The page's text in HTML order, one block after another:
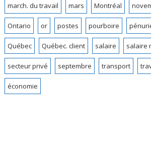
march. du travail mars Montréal
Ontario or postes pourboire
Québec Québec. client salaire salaire
secteur privé septembre transport
économie